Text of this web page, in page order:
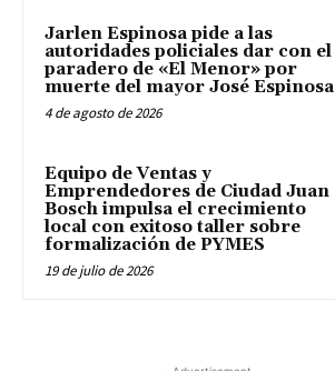
Jarlen Espinosa pide a las
autoridades policiales dar con el
paradero de «El Menor» por
muerte del mayor José Espinosa
4 de agosto de 2026
Equipo de Ventas y
Emprendedores de Ciudad Juan
Bosch impulsa el crecimiento
local con exitoso taller sobre
formalización de PYMES
19 de julio de 2026